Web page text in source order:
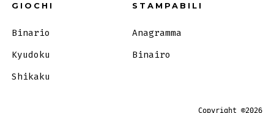
GIOCHI
Binario
Kyudoku
Shikaku
STAMPABILI
Anagramma
Binairo